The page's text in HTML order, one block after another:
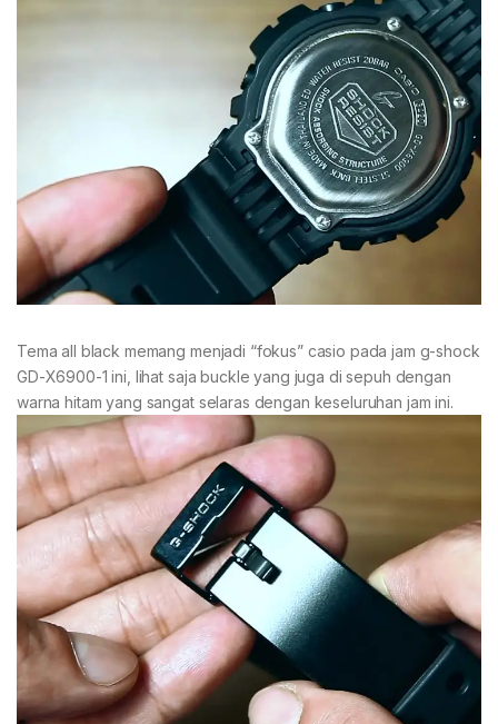
Tema all black memang menjadi “fokus” casio pada jam g-shock
GD-X6900-1 ini, lihat saja buckle yang juga di sepuh dengan
warna hitam yang sangat selaras dengan keseluruhan jam ini.